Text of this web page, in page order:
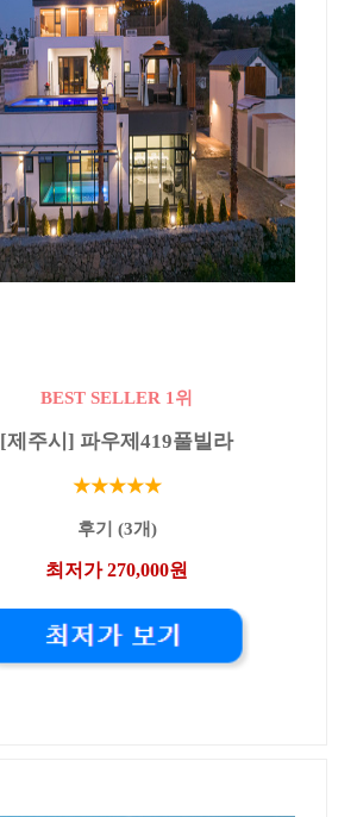
BEST SELLER 1위
[제주시] 파우제419풀빌라
★★★★★
후기 (3개)
최저가 270,000원